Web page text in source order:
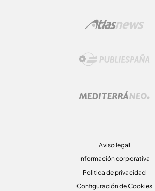
Aviso legal
Información corporativa
Politica de privacidad
Configuración de Cookies